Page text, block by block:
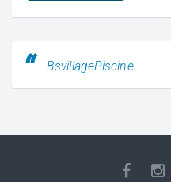
BsvillagePiscine